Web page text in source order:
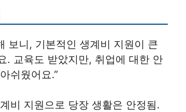
보니, 기본적인 생계비 지원이 큰
. 교육도 받았지만, 취업에 대한 안
쉬웠어요.”
비 지원으로 당장 생활은 안정됨.